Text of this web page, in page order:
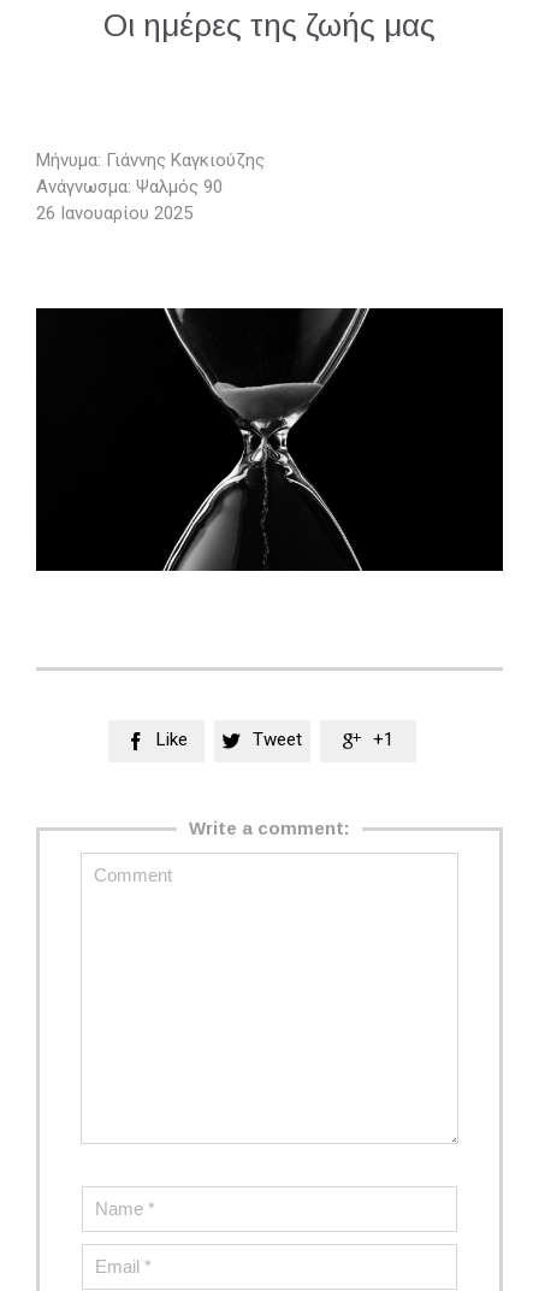
Οι ημέρες της ζωής μας
Μήνυμα: Γιάννης Καγκιούζης
Ανάγνωσμα: Ψαλμός 90
26 Ιανουαρίου 2025
 Like  Tweet  +1
Write a comment: